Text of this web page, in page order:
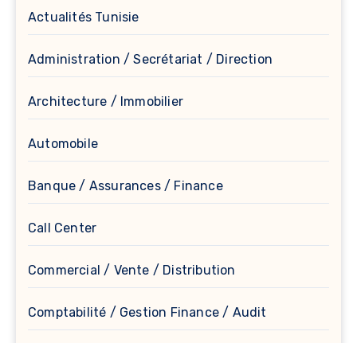
Actualités Tunisie
Administration / Secrétariat / Direction
Architecture / Immobilier
Automobile
Banque / Assurances / Finance
Call Center
Commercial / Vente / Distribution
Comptabilité / Gestion Finance / Audit